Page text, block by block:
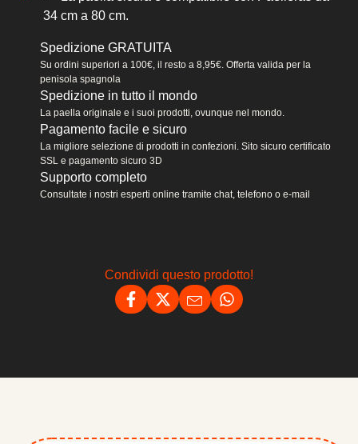
34 cm a 80 cm.
Spedizione GRATUITA
Su ordini superiori a 100€, il resto a 8,95€. Offerta valida per la
penisola spagnola
Spedizione in tutto il mondo
La paella originale e i suoi prodotti, ovunque nel mondo.
Pagamento facile e sicuro
La migliore selezione di prodotti in confezioni. Sito sicuro certificato
SSL e pagamento sicuro 3D
Supporto completo
Consultate i nostri esperti online tramite chat, telefono o e-mail
Condividi questo prodotto!